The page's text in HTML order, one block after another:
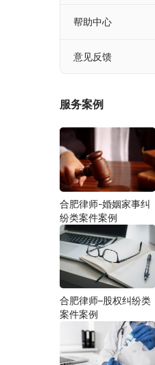
帮助中心
意见反馈
服务案例
合肥律师-婚姻家事纠
纷类案件案例
合肥律师–股权纠纷类
案件案例